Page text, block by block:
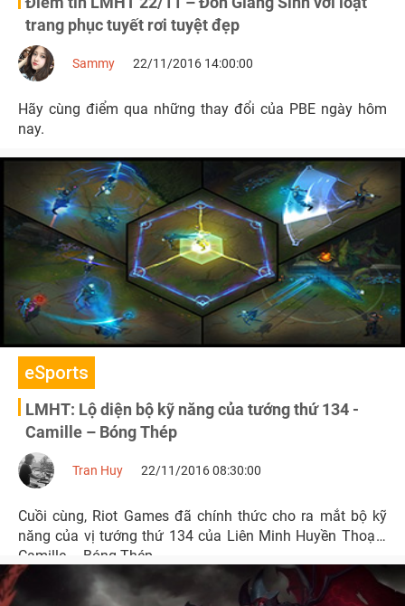
trang phục tuyết rơi tuyệt đẹp
Sammy 22/11/2016 14:00:00
Hãy cùng điểm qua những thay đổi của PBE ngày hôm
nay.
eSports
LMHT: Lộ diện bộ kỹ năng của tướng thứ 134 -
Camille – Bóng Thép
Tran Huy 22/11/2016 08:30:00
Cuồi cùng, Riot Games đã chính thức cho ra mắt bộ kỹ
năng của vị tướng thứ 134 của Liên Minh Huyền Thoại -
Camille – Bóng Thép.